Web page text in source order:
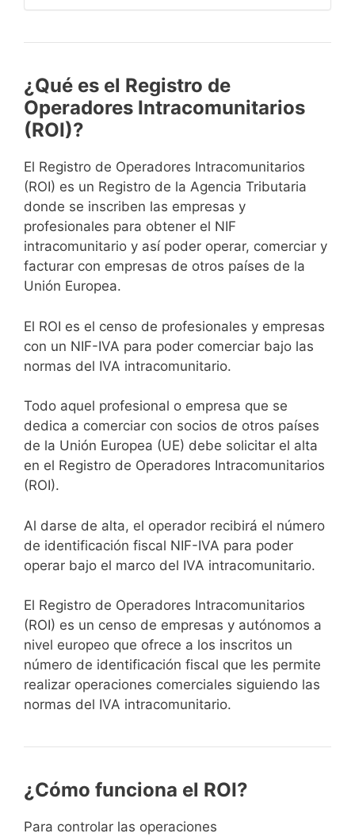
¿Qué es el Registro de
Operadores Intracomunitarios
(ROI)?
El Registro de Operadores Intracomunitarios
(ROI) es un Registro de la Agencia Tributaria
donde se inscriben las empresas y
profesionales para obtener el NIF
intracomunitario y así poder operar, comerciar y
facturar con empresas de otros países de la
Unión Europea.
El ROI es el censo de profesionales y empresas
con un NIF-IVA para poder comerciar bajo las
normas del IVA intracomunitario.
Todo aquel profesional o empresa que se
dedica a comerciar con socios de otros países
de la Unión Europea (UE) debe solicitar el alta
en el Registro de Operadores Intracomunitarios
(ROI).
Al darse de alta, el operador recibirá el número
de identificación fiscal NIF-IVA para poder
operar bajo el marco del IVA intracomunitario.
El Registro de Operadores Intracomunitarios
(ROI) es un censo de empresas y autónomos a
nivel europeo que ofrece a los inscritos un
número de identificación fiscal que les permite
realizar operaciones comerciales siguiendo las
normas del IVA intracomunitario.
¿Cómo funciona el ROI?
Para controlar las operaciones